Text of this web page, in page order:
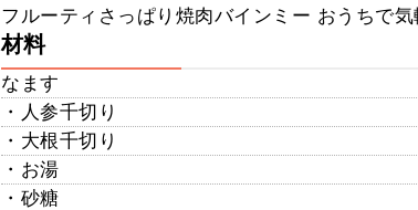
フルーティさっぱり焼肉バインミー おうちで
材料
なます
・人参千切り
・大根千切り
・お湯
・砂糖